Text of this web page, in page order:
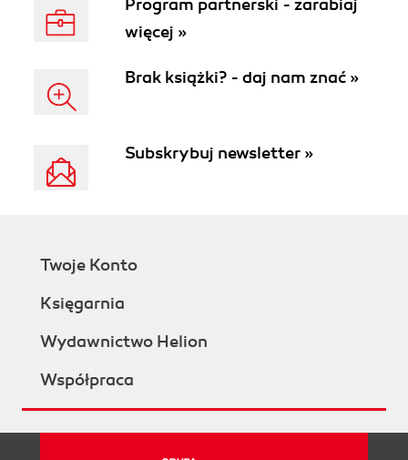
Program partnerski - zarabiaj
więcej »
Brak książki? - daj nam znać »
Subskrybuj newsletter »
Twoje Konto
Księgarnia
Wydawnictwo Helion
Współpraca